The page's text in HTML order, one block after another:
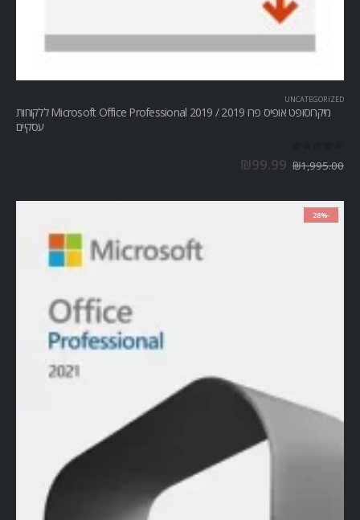
UNCATEGORIZED
מיקרוסופט אופיס פרו Microsoft Office Professional 2019 / 2019 ללקוחות
עסקיים
₪1,995.00
₪99.99
-28%